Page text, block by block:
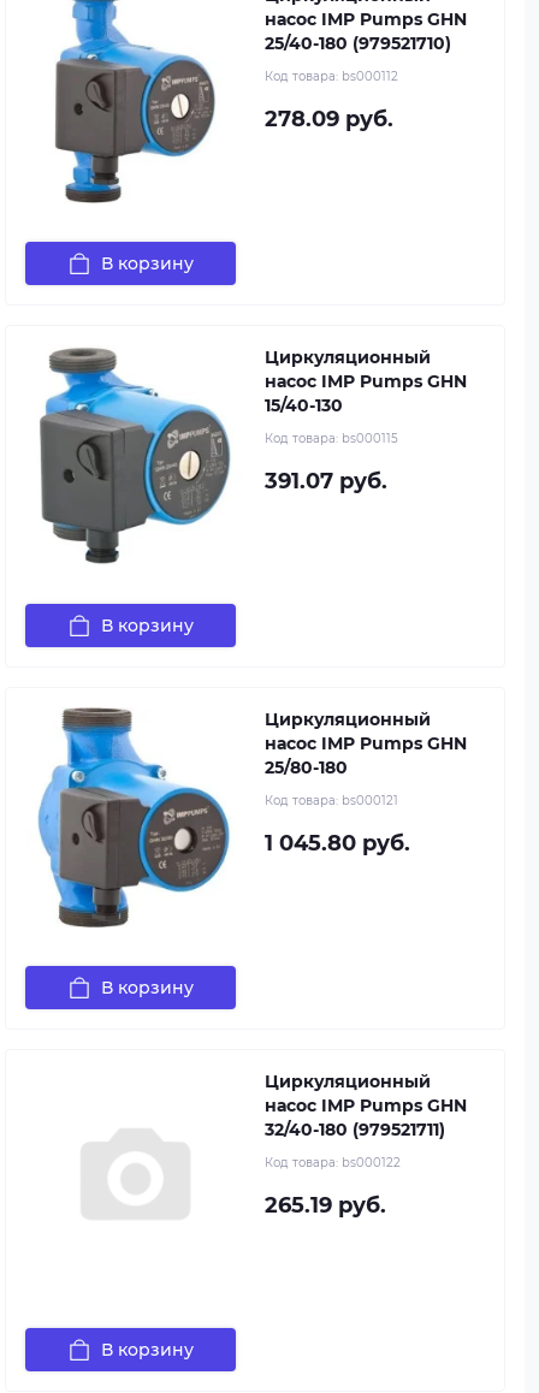
насос IMP Pumps GHN
25/40-180 (979521710)
Код товара: bs000112
278.09 руб.
В корзину
Циркуляционный
насос IMP Pumps GHN
15/40-130
Код товара: bs000115
391.07 руб.
В корзину
Циркуляционный
насос IMP Pumps GHN
25/80-180
Код товара: bs000121
1 045.80 руб.
В корзину
Циркуляционный
насос IMP Pumps GHN
32/40-180 (979521711)
Код товара: bs000122
265.19 руб.
В корзину